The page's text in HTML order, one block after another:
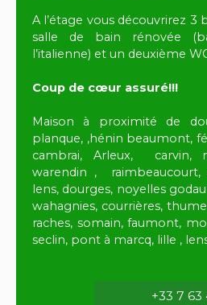
A l’étage vous découvrirez 3
salle de bain rénovée
l’italienne) et un deuxième
Coup de cœur assuré!!!
Maison à proximité de
planque, ,hénin beaumont,
cambrai, Arleux, carvin,
warendin , raimbeaucourt,
lens, dourges, noyelles
wahagnies, courrières,
raches, somain, faumont,
seclin, pont à marcq, lille ,
+33 7 63